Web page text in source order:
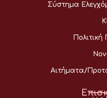
Σύστημα
Αιτήματα/